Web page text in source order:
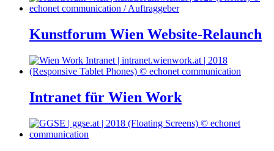
Kunstforum Wien Website-Relaunch
Intranet für Wien Work